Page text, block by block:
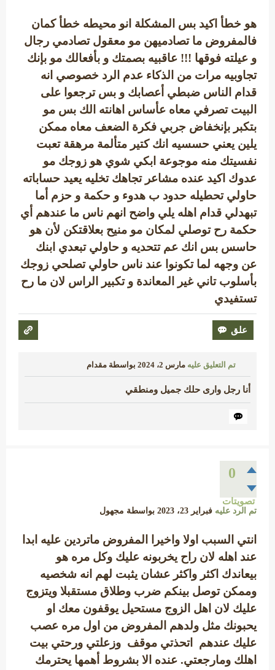
هو خطأ اكيد بس المشكلة انو محيطه خطأ كمان
فالمفروض ما تصادميهن مو معقول تصادمي رجال
و عيلته فوقها !!! عاقبيه بصمتك و بأفعالك مو بإنك
تجاوبيه مرات من الذكاء عدم الرد خصوصي انه
قدام الناس ضبطي أعصابك و بس ترجعوا على
البيت تصرفي معاه عأساس اهانته الك بس مو
بتكبر بإنخفاض جربي فكرة الضعف معاه ممكن
يلين يعني حسسيه انك كتير متألمة مرهقة تعبت
نفسيتك منه موجوعة ابكي شوي هو زوجك مو
عدوك اكيد عنده مشاعر تجاهك تخليه يعيد حساباته
حاولي تحطيله حدود ب هدوء و حكمة و حزم أما
تبهدلي قدام اهله يلي واضح انهم ناس ما عندهم أي
حكمة رح توصلي لمكان مو منيح بعلاقتكن لأن هو
حاسس بس انك عم تتحديه و حاولي تبعدي ابنك
عن وجهه لما تكونوا عند ناس حاولي تصلحي زوجك
بأسلوب تاني غير المعاندة و تكبير الراس لان ما رح
تستفيدي
تم التعليق عليه مارس 2، 2024 بواسطة مقدام
أنا رجل وارى حلك جميل ومنطقي
0
تصويتات
تم الرد عليه فبراير 23، 2023 بواسطة مجهول
انتي السبب اولا واخيرا المفروض ماتردين عليه ابدا
عند اهله لان راح يخربونه عليك وكل مره هو
بيعاندك اكثر واكثر عشان يثبت لهم انه شخصيه
وممكن توصل بينكم ضرب وطلاق مستقبلا ويتزوج
عليك لان اهل الزوج مستحيل يوقفون معك او
يحبونك مثل ولدهم المفروض من اول مره عصب
عليك عندهم اتحذتي موقف وزعلتي ورحتي بيت
اهلك ومارجعتي. عنده الا بشروط أهمها يحترمك